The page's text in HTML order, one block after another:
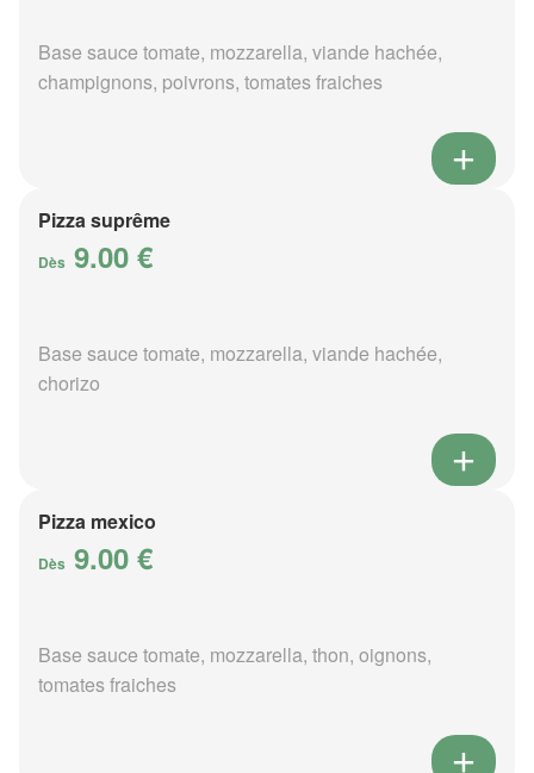
Base sauce tomate, mozzarella, viande hachée,
champignons, poivrons, tomates fraiches
Pizza suprême
Dès 9.00 €
Base sauce tomate, mozzarella, viande hachée,
chorizo
Pizza mexico
Dès 9.00 €
Base sauce tomate, mozzarella, thon, oignons,
tomates fraiches